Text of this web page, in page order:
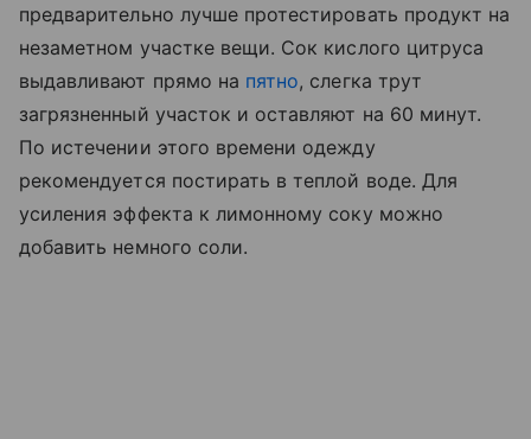
предварительно лучше протестировать продукт на
незаметном участке вещи. Сок кислого цитруса
выдавливают прямо на пятно, слегка трут
загрязненный участок и оставляют на 60 минут.
По истечении этого времени одежду
рекомендуется постирать в теплой воде. Для
усиления эффекта к лимонному соку можно
добавить немного соли.